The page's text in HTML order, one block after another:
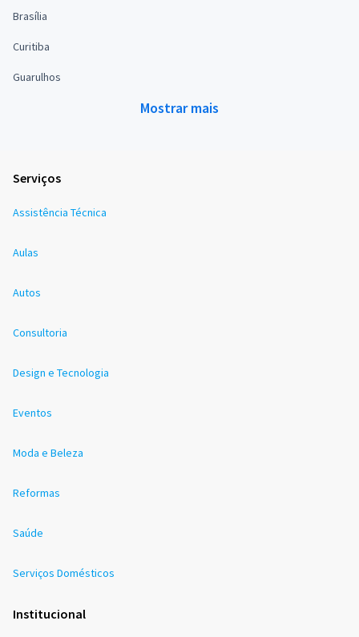
Brasília
Curitiba
Guarulhos
Mostrar mais
Serviços
Assistência Técnica
Aulas
Autos
Consultoria
Design e Tecnologia
Eventos
Moda e Beleza
Reformas
Saúde
Serviços Domésticos
Institucional